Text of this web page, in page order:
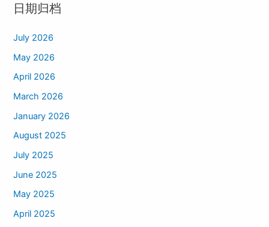
日期归档
July 2026
May 2026
April 2026
March 2026
January 2026
August 2025
July 2025
June 2025
May 2025
April 2025